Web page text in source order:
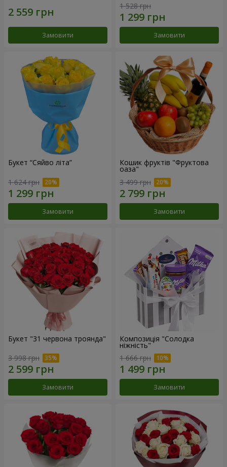
Замовити
1 528 грн
Замовити
Букет “Сяйво літа”
1 624 грн
Замовити
Кошик фруктів "Фруктова
оаза"
3 499 грн
Замовити
Букет "31 червона троянда"
3 998 грн
Замовити
Композиція "Солодка
ніжність"
1 666 грн
Замовити